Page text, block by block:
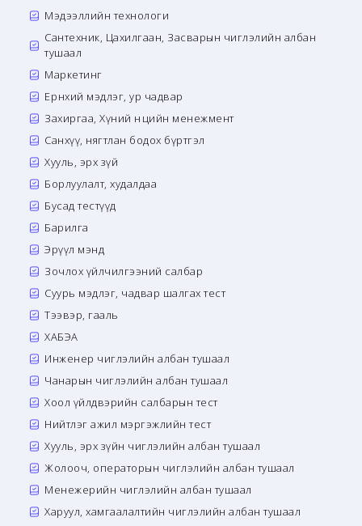
Мэдээллийн технологи
Сантехник, Цахилгаан, Засварын чиглэлийн албан
тушаал
Маркетинг
Ерөнхий мэдлэг, ур чадвар
Захиргаа, Хүний нөөцийн менежмент
Санхүү, нягтлан бодох бүртгэл
Хууль, эрх зүй
Борлуулалт, худалдаа
Бусад тестүүд
Барилга
Эрүүл мэнд
Зочлох үйлчилгээний салбар
Суурь мэдлэг, чадвар шалгах тест
Тээвэр, гааль
ХАБЭА
Инженер чиглэлийн албан тушаал
Чанарын чиглэлийн албан тушаал
Хоол үйлдвэрийн салбарын тест
Нийтлэг ажил мэргэжлийн тест
Хууль, эрх зүйн чиглэлийн албан тушаал
Жолооч, операторын чиглэлийн албан тушаал
Менежерийн чиглэлийн албан тушаал
Харуул, хамгаалалтийн чиглэлийн албан тушаал